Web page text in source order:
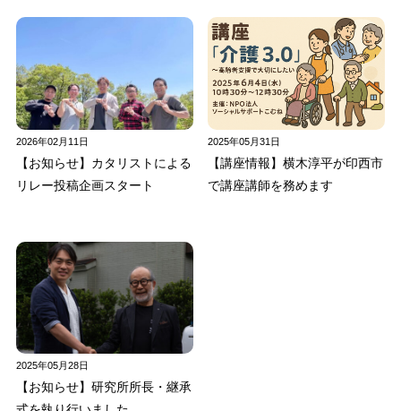
2026年02月11日
【お知らせ】カタリストによる
リレー投稿企画スタート
2025年05月31日
【講座情報】横木淳平が印西市
で講座講師を務めます
2025年05月28日
【お知らせ】研究所所長・継承